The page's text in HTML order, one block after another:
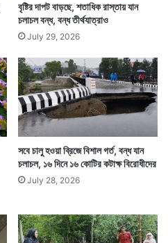
বৃষ্টির দাপট বাড়ছে, শতাধিক রাস্তায় যান
চলাচল বন্ধ, বন্ধ তীর্থযাত্রাও
July 29, 2026
সবে চালু হওয়া ব্রিজে বিশাল গর্ত, বন্ধ যান
চলাচল, ১৬ দিনে ১৬ কোটির কটাক্ষ বিরোধীদের
July 28, 2026